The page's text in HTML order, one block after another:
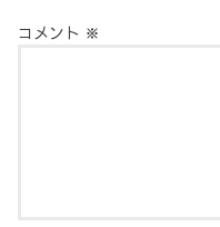
コメント ※